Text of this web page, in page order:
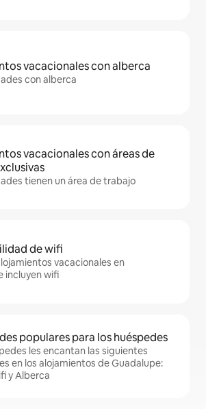
vacacionales con alberca
con alberca
vacacionales con áreas de
tienen un área de trabajo
de wifi
vacacionales en
incluyen wifi
populares para los huéspedes
les encantan las siguientes
en los alojamientos de Guadalupe:
y Alberca